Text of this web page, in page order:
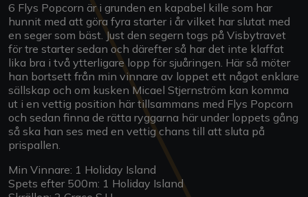
6 Flys Popcorn är i grunden en kapabel kille som har
hunnit med att göra fyra starter i år vilket har slutat med
en seger som bäst. Just den segern togs på Visbytravet
för tre starter sedan och därefter så har det inte klaffat
lika bra i två ytterligare lopp för sjuåringen. Här så möter
han bortsett från min vinnare av loppet ett något enklare
sällskap och om kusken Micael Stjernström kan komma
ut i en vettig position här tillsammans med Flys Popcorn
och sedan finna de rätta ryggarna här under loppets gång
så ska han ses med en vettig chans till att sluta på
prispallen.
Min Vinnare: 1 Holiday Island
Spets efter 500m: 1 Holiday Island